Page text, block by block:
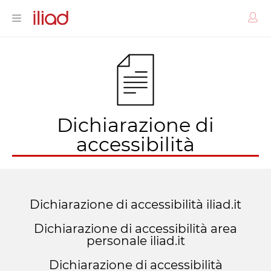
Dichiarazione di
accessibilità
Dichiarazione di accessibilità iliad.it
Dichiarazione di accessibilità area
personale iliad.it
Dichiarazione di accessibilità